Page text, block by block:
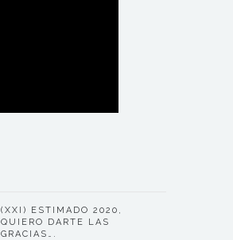
(XXI) ESTIMADO 2020,
QUIERO DARTE LAS
GRACIAS….